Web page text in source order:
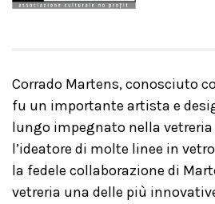
Corrado Martens, conosciuto
fu un importante artista e
lungo impegnato nella vetreria
l’ideatore di molte linee in
la fedele collaborazione di
vetreria una delle più